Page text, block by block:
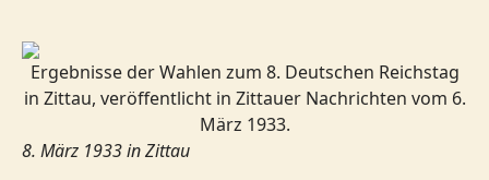
Ergebnisse der Wahlen zum 8. Deutschen Reichstag
in Zittau, veröffentlicht in Zittauer Nachrichten vom 6.
März 1933.
8. März 1933 in Zittau